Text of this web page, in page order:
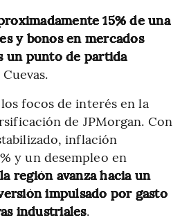
15% de una
y bonos en mercados
un punto de partida
focos de interés en la
de JPMorgan. Con
inflación
y un desempleo en
la región avanza hacia un
impulsado por gasto
industriales.